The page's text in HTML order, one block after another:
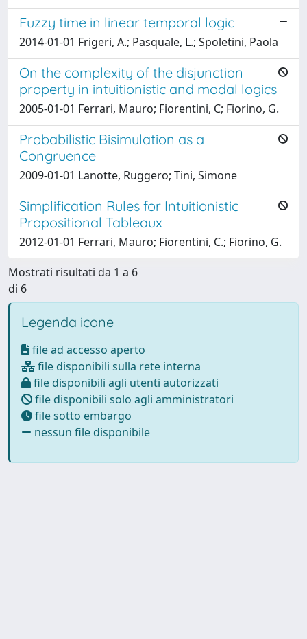
Fuzzy time in linear temporal logic
2014-01-01 Frigeri, A.; Pasquale, L.; Spoletini, Paola
On the complexity of the disjunction
property in intuitionistic and modal logics
2005-01-01 Ferrari, Mauro; Fiorentini, C; Fiorino, G.
Probabilistic Bisimulation as a
Congruence
2009-01-01 Lanotte, Ruggero; Tini, Simone
Simplification Rules for Intuitionistic
Propositional Tableaux
2012-01-01 Ferrari, Mauro; Fiorentini, C.; Fiorino, G.
Mostrati risultati da 1 a 6
di 6
Legenda icone
file ad accesso aperto
file disponibili sulla rete interna
file disponibili agli utenti autorizzati
file disponibili solo agli amministratori
file sotto embargo
nessun file disponibile